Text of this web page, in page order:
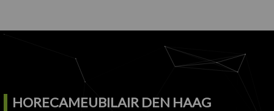
HORECAMEUBILAIR DEN HAAG